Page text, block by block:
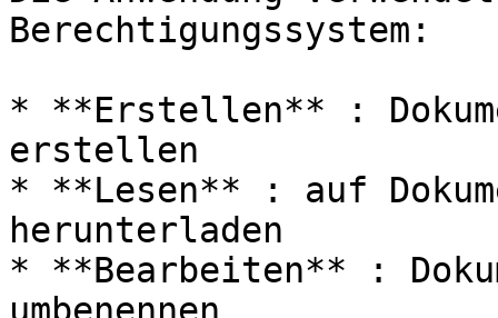
Berechtigungssystem:
* **Erstellen** :
erstellen
* **Lesen** : auf
herunterladen
* **Bearbeiten** :